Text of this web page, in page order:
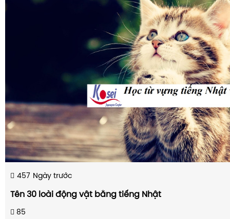
457 Ngày trước
Tên 30 loài động vật bằng tiếng Nhật
85